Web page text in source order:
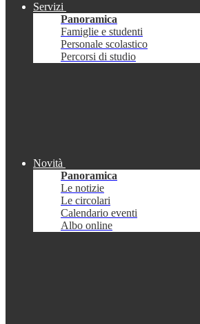
Servizi
Panoramica
Famiglie e studenti
Personale scolastico
Percorsi di studio
Novità
Panoramica
Le notizie
Le circolari
Calendario eventi
Albo online